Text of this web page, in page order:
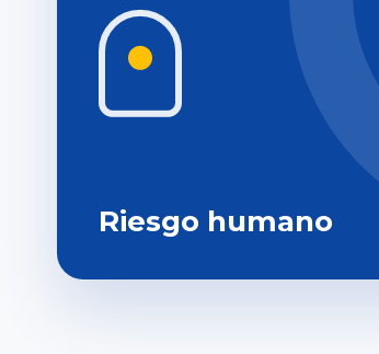
Riesgo humano